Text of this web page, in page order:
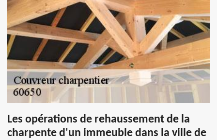
Les opérations de rehaussement de la
charpente d'un immeuble dans la ville de